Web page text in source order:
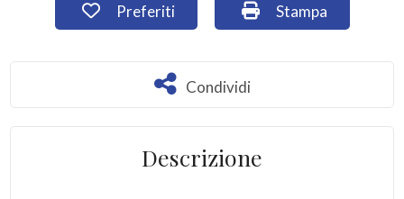
Preferiti: Cod. F2219RM
Preferiti Stampa: Cod.
Stampa
Condividi
Condividi
Descrizione
Industriali